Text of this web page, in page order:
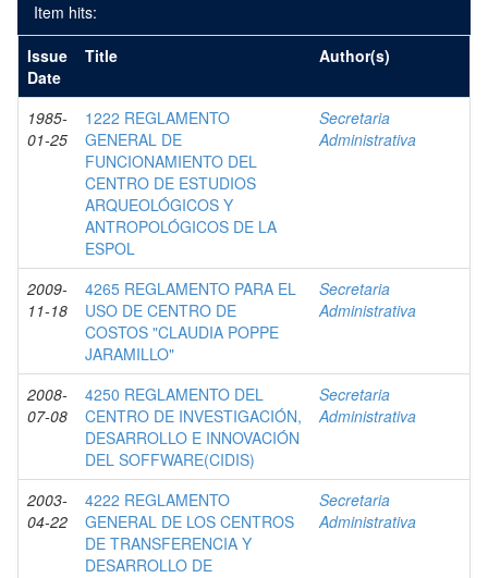
Item hits:
Issue
Date
Title Author(s)
1985-
01-25
1222 REGLAMENTO
GENERAL DE
FUNCIONAMIENTO DEL
CENTRO DE ESTUDIOS
ARQUEOLÓGICOS Y
ANTROPOLÓGICOS DE LA
ESPOL
Secretaria
Administrativa
2009-
11-18
4265 REGLAMENTO PARA EL
USO DE CENTRO DE
COSTOS "CLAUDIA POPPE
JARAMILLO"
Secretaria
Administrativa
2008-
07-08
4250 REGLAMENTO DEL
CENTRO DE INVESTIGACIÓN,
DESARROLLO E INNOVACIÓN
DEL SOFFWARE(CIDIS)
Secretaria
Administrativa
2003-
04-22
4222 REGLAMENTO
GENERAL DE LOS CENTROS
DE TRANSFERENCIA Y
DESARROLLO DE
Secretaria
Administrativa